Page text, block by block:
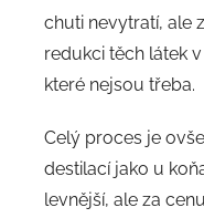
chuti nevytratí, ale
redukci těch látek
které nejsou třeba.
Celý proces je
destilací jako u
levnější, ale za